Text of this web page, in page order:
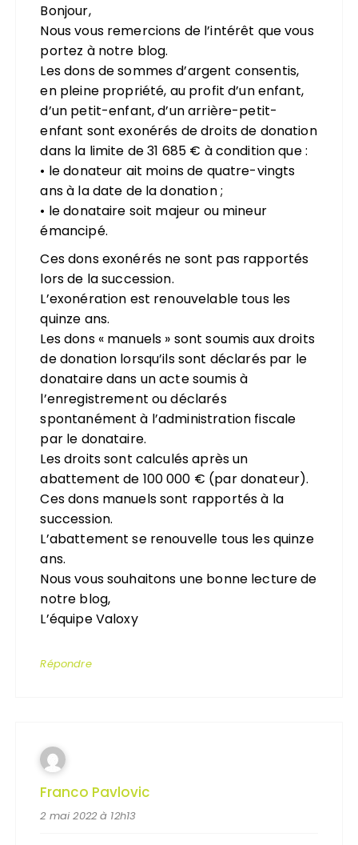
Bonjour,
Nous vous remercions de l’intérêt que vous
portez à notre blog.
Les dons de sommes d’argent consentis,
en pleine propriété, au profit d’un enfant,
d’un petit-enfant, d’un arrière-petit-
enfant sont exonérés de droits de donation
dans la limite de 31 685 € à condition que :
• le donateur ait moins de quatre-vingts
ans à la date de la donation ;
• le donataire soit majeur ou mineur
émancipé.
Ces dons exonérés ne sont pas rapportés
lors de la succession.
L’exonération est renouvelable tous les
quinze ans.
Les dons « manuels » sont soumis aux droits
de donation lorsqu’ils sont déclarés par le
donataire dans un acte soumis à
l’enregistrement ou déclarés
spontanément à l’administration fiscale
par le donataire.
Les droits sont calculés après un
abattement de 100 000 € (par donateur).
Ces dons manuels sont rapportés à la
succession.
L’abattement se renouvelle tous les quinze
ans.
Nous vous souhaitons une bonne lecture de
notre blog,
L’équipe Valoxy
Répondre
Franco Pavlovic
2 mai 2022 à 12h13